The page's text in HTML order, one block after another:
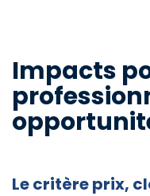
Impacts
Le critère prix,